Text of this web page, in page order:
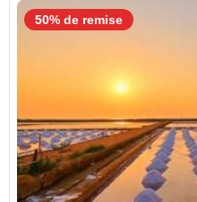
50% de remise